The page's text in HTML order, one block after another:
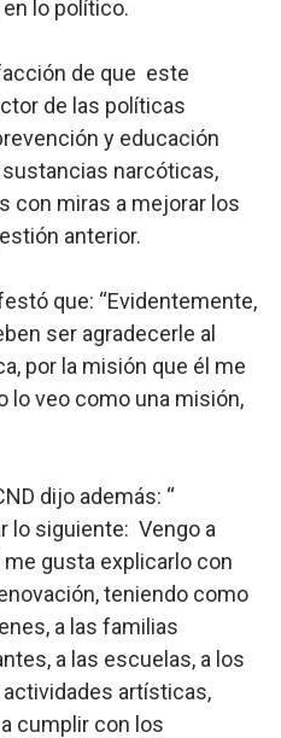
lo político.
de que este
de las políticas
y educación
narcóticas,
con miras a mejorar los
anterior.
que: “Evidentemente,
ser agradecerle al
por la misión que él me
lo veo como una misión,
dijo además: “
lo siguiente: Vengo a
gusta explicarlo con
teniendo como
a las familias
a las escuelas, a los
artísticas,
cumplir con los